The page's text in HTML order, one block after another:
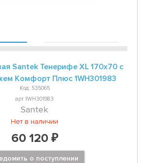
Santek Тенерифе XL 170x70 с
Комфорт Плюс 1WH301983
Код: 535065
арт 1WH301983
Santek
Нет в наличии
60 120 ₽
о поступлении